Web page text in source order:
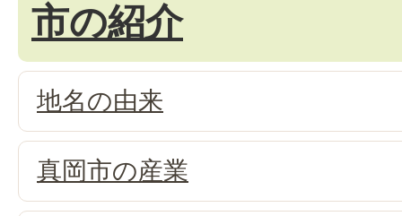
市の紹介
地名の由来
真岡市の産業